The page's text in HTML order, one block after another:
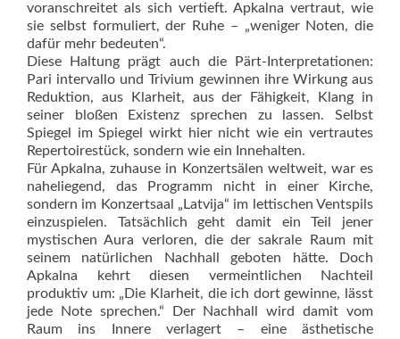
voranschreitet als sich vertieft. Apkalna vertraut, wie
sie selbst formuliert, der Ruhe – „weniger Noten, die
dafür mehr bedeuten“.
Diese Haltung prägt auch die Pärt-Interpretationen:
Pari intervallo und Trivium gewinnen ihre Wirkung aus
Reduktion, aus Klarheit, aus der Fähigkeit, Klang in
seiner bloßen Existenz sprechen zu lassen. Selbst
Spiegel im Spiegel wirkt hier nicht wie ein vertrautes
Repertoirestück, sondern wie ein Innehalten.
Für Apkalna, zuhause in Konzertsälen weltweit, war es
naheliegend, das Programm nicht in einer Kirche,
sondern im Konzertsaal „Latvija“ im lettischen Ventspils
einzuspielen. Tatsächlich geht damit ein Teil jener
mystischen Aura verloren, die der sakrale Raum mit
seinem natürlichen Nachhall geboten hätte. Doch
Apkalna kehrt diesen vermeintlichen Nachteil
produktiv um: „Die Klarheit, die ich dort gewinne, lässt
jede Note sprechen.“ Der Nachhall wird damit vom
Raum ins Innere verlagert – eine ästhetische